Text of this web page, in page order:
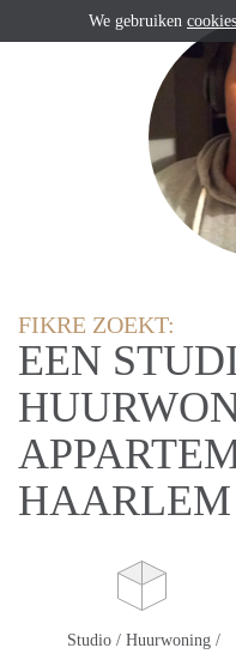
FIKRE ZOEKT:
EEN
HAARLEM
Studio / Huurwoning /
We gebruiken cookies